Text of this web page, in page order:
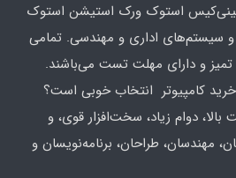
مینی‌کیس استوک ورک استیشن استوک
و سیستم‌های اداری و مهندسی. تمامی
و دارای مهلت تست می‌باشند.
کامپیوتر انتخاب خوبی است؟
دوام زیاد، سخت‌افزار قوی، و
مهندسان، طراحان، برنامه‌نویسان و